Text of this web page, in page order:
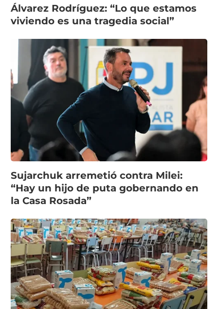
Álvarez Rodríguez: “Lo que estamos
viviendo es una tragedia social”
Sujarchuk arremetió contra Milei:
“Hay un hijo de puta gobernando en
la Casa Rosada”